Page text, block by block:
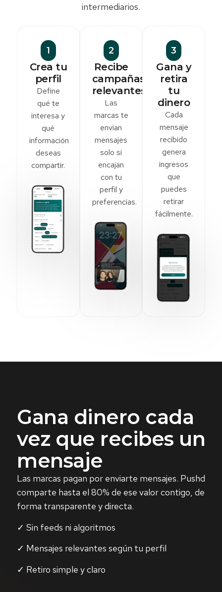
intermediarios.
1
Crea tu
perfil
Define
qué te
interesa y
qué
información
deseas
compartir.
2
Recibe
campañas
relevantes
Las
marcas te
envían
mensajes
solo si
encajan
con tu
perfil y
preferencias.
3
Gana y
retira
tu
dinero
Cada
mensaje
recibido
genera
ingresos
que
puedes
retirar
fácilmente.
Gana dinero cada
vez que recibes un
mensaje
Las marcas pagan por enviarte mensajes. Pushd
comparte hasta el 80% de ese valor contigo, de
forma transparente y directa.
✓ Sin feeds ni algoritmos
✓ Mensajes relevantes según tu perfil
✓ Retiro simple y claro